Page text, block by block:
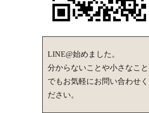
LINE@始めました。
分からないことや小さなこと
でもお気軽にお問い合わせく
ださい。